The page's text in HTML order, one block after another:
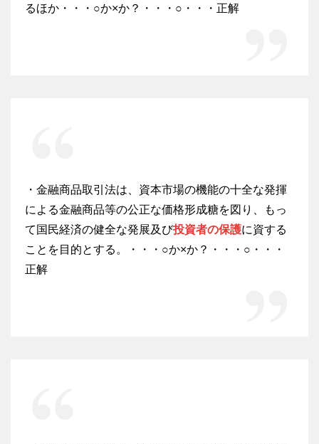
るほか・・・○か×か？・・・○・・・正解
・金融商品取引法は、資本市場の機能の十全な発揮
による金融商品等の公正な価格形成糖を図り、もっ
て国民経済の健全な発展及び投資者の保護に資する
ことを目的とする。・・・○か×か？・・・○・・・
正解